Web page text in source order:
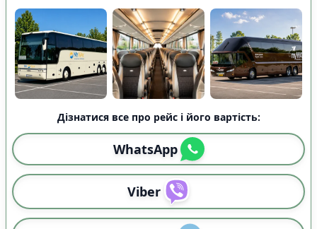
Дізнатися все про рейс і його вартість:
WhatsApp
Viber